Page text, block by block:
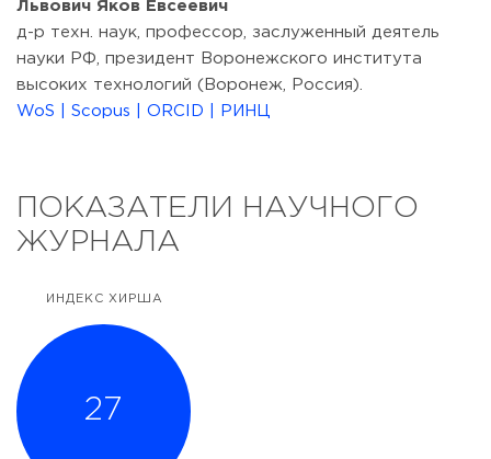
Львович Яков Евсеевич
д-р техн. наук, профессор, заслуженный деятель
науки РФ, президент Воронежского института
высоких технологий (Воронеж, Россия).
WoS | Scopus | ORCID | РИНЦ
ПОКАЗАТЕЛИ НАУЧНОГО
ЖУРНАЛА
ИНДЕКС ХИРША
27